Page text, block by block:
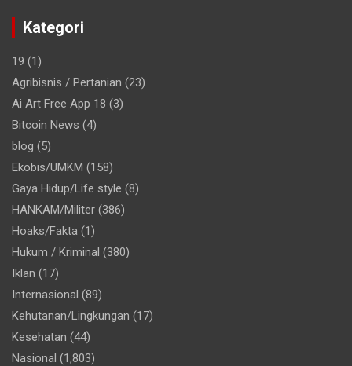
Kategori
19 (1)
Agribisnis / Pertanian (23)
Ai Art Free App 18 (3)
Bitcoin News (4)
blog (5)
Ekobis/UMKM (158)
Gaya Hidup/Life style (8)
HANKAM/Militer (386)
Hoaks/Fakta (1)
Hukum / Kriminal (380)
Iklan (17)
Internasional (89)
Kehutanan/Lingkungan (17)
Kesehatan (44)
Nasional (1,803)